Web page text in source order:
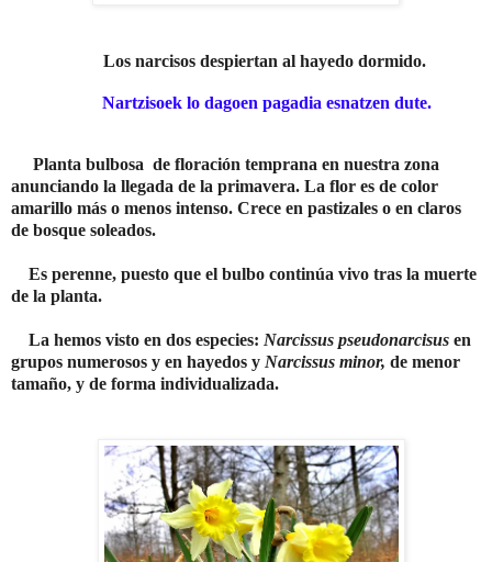
Los narcisos despiertan al hayedo dormido.
Nartzisoek lo dagoen pagadia esnatzen dute.
Planta bulbosa de floración temprana en nuestra zona
anunciando la llegada de la primavera. La flor es de color
amarillo más o menos intenso. Crece en pastizales o en claros
de bosque soleados.
Es perenne, puesto que el bulbo continúa vivo tras la muerte
de la planta.
La hemos visto en dos especies: Narcissus pseudonarcisus en
grupos numerosos y en hayedos y Narcissus minor, de menor
tamaño, y de forma individualizada.